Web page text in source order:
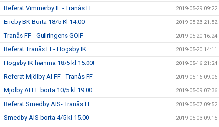
Referat Vimmerby IF - Tranås FF 2019-05-29 09:22
Eneby BK Borta 18/5 Kl 14.00 2019-05-23 21:52
Tranås FF - Gullringens GOIF 2019-05-20 16:24
Referat Tranås FF- Högsby IK 2019-05-20 14:11
Högsby IK hemma 18/5 kl 15.00! 2019-05-16 21:24
Referat Mjölby AI FF - Tranås FF 2019-05-16 09:06
Mjölby AI FF borta 10/5 kl 19.00. 2019-05-09 07:36
Referat Smedby AIS- Tranås FF 2019-05-07 09:52
Smedby AIS borta 4/5 kl 15.00 2019-05-03 09:15